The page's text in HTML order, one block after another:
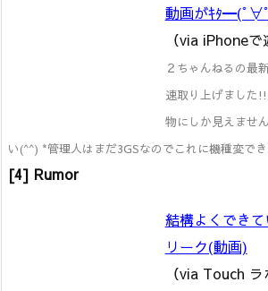
動画がｷﾀ━(ﾟ
（via iPhoneで
２ちゃんねるの最
速取り上げました
物にしか見えませ
い(^^) *管理人はまだ3GSなのでこれに機種変で
[4] Rumor
結構よくでき
リーク(動画)
（via Touch ラ